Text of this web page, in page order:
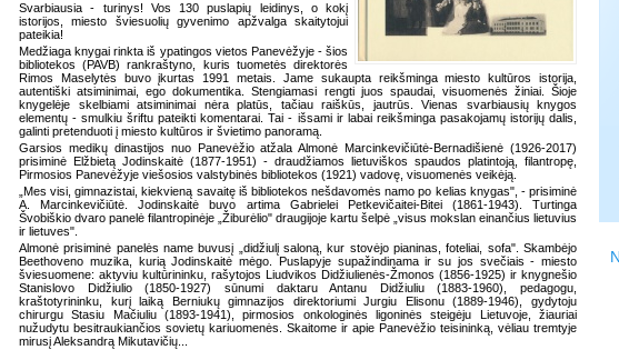
Svarbiausia - turinys! Vos 130 puslapių leidinys, o kokį
istorijos, miesto šviesuolių gyvenimo apžvalga skaitytojui
pateikia!
Medžiaga knygai rinkta iš ypatingos vietos Panevėžyje - šios
bibliotekos (PAVB) rankraštyno, kuris tuometės direktorės
Rimos Maselytės buvo įkurtas 1991 metais. Jame sukaupta reikšminga miesto kultūros istorija,
autentiški atsiminimai, ego dokumentika. Stengiamasi rengti juos spaudai, visuomenės žiniai. Šioje
knygelėje skelbiami atsiminimai nėra platūs, tačiau raiškūs, jautrūs. Vienas svarbiausių knygos
elementų - smulkiu šriftu pateikti komentarai. Tai - išsami ir labai reikšminga pasakojamų istorijų dalis,
galinti pretenduoti į miesto kultūros ir švietimo panoramą.
Garsios medikų dinastijos nuo Panevėžio atžala Almonė Marcinkevičiūtė-Bernadišienė (1926-2017)
prisiminė Elžbietą Jodinskaitė (1877-1951) - draudžiamos lietuviškos spaudos platintoją, filantropę,
Pirmosios Panevėžyje viešosios valstybinės bibliotekos (1921) vadovę, visuomenės veikėją.
„Mes visi, gimnazistai, kiekvieną savaitę iš bibliotekos nešdavomės namo po kelias knygas", - prisiminė
A. Marcinkevičiūtė. Jodinskaitė buvo artima Gabrielei Petkevičaitei-Bitei (1861-1943). Turtinga
Švobiškio dvaro panelė filantropinėje „Žiburėlio" draugijoje kartu šelpė „visus mokslan einančius lietuvius
ir lietuves".
Almonė prisiminė panelės name buvusį „didžiulį saloną, kur stovėjo pianinas, foteliai, sofa". Skambėjo
Beethoveno muzika, kurią Jodinskaitė mėgo. Puslapyje supažindinama ir su jos svečiais - miesto
šviesuomene: aktyviu kultūrininku, rašytojos Liudvikos Didžiulienės-Žmonos (1856-1925) ir knygnešio
Stanislovo Didžiulio (1850-1927) sūnumi daktaru Antanu Didžiuliu (1883-1960), pedagogu,
kraštotyrininku, kurį laiką Berniukų gimnazijos direktoriumi Jurgiu Elisonu (1889-1946), gydytoju
chirurgu Stasiu Mačiuliu (1893-1941), pirmosios onkologinės ligoninės steigėju Lietuvoje, žiauriai
nužudytu besitraukiančios sovietų kariuomenės. Skaitome ir apie Panevėžio teisininką, vėliau tremtyje
mirusį Aleksandrą Mikutavičių...